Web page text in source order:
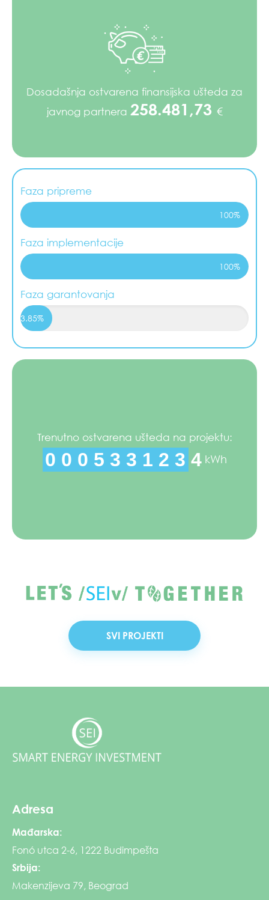
Dosadašnja ostvarena finansijska ušteda za
javnog partnera 258.481,73 €
Faza pripreme
100%
Faza implementacije
100%
Faza garantovanja
13.85%
Trenutno ostvarena ušteda na projektu:
0 0 0 5 3 3 1 2 4 3 kWh
SVI PROJEKTI
Adresa
Mađarska:
Fonó utca 2-6, 1222 Budimpešta
Srbija:
Makenzijeva 79, Beograd